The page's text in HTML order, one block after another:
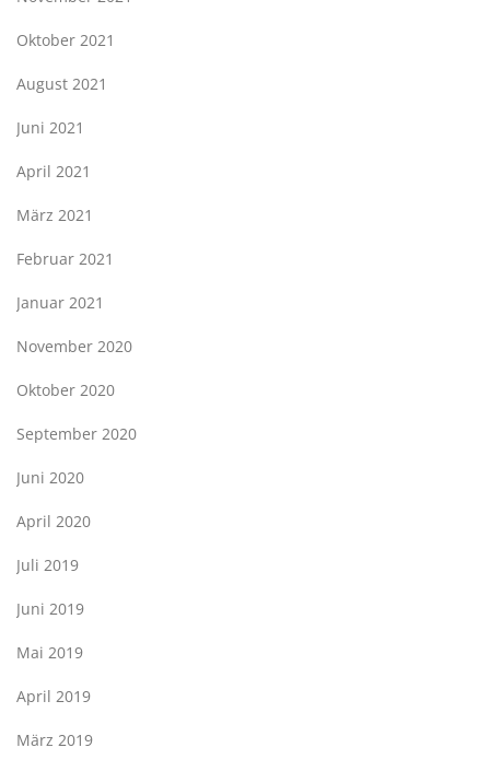
Oktober 2021
August 2021
Juni 2021
April 2021
März 2021
Februar 2021
Januar 2021
November 2020
Oktober 2020
September 2020
Juni 2020
April 2020
Juli 2019
Juni 2019
Mai 2019
April 2019
März 2019